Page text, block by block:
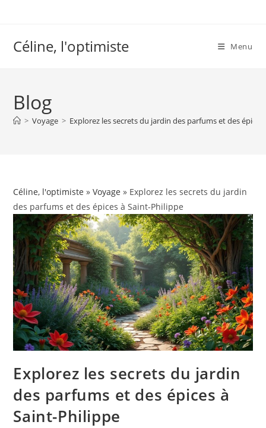
Céline, l'optimiste Menu
Blog
> Voyage > Explorez les secrets du jardin des parfums et des
Céline, l'optimiste »Voyage » Explorez les secrets du jardin
des parfums et des épices à Saint-Philippe
Explorez les secrets du jardin
des parfums et des épices à
Saint-Philippe